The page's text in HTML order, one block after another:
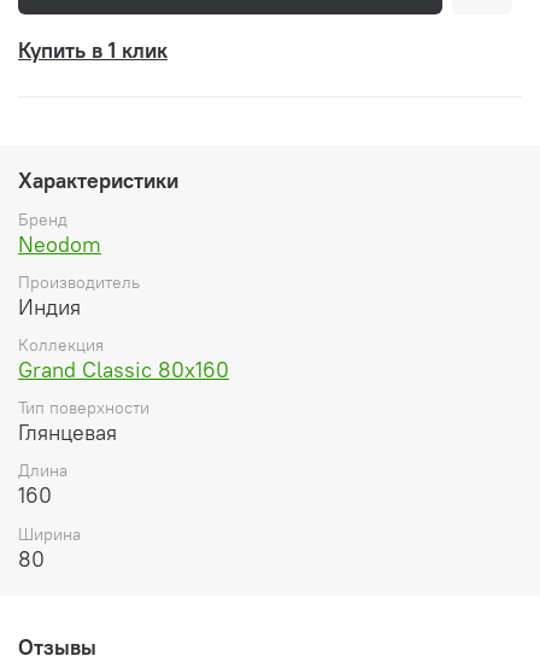
Купить в 1 клик
Характеристики
Бренд
Neodom
Производитель
Индия
Коллекция
Grand Classic 80x160
Тип поверхности
Глянцевая
Длина
160
Ширина
80
Отзывы